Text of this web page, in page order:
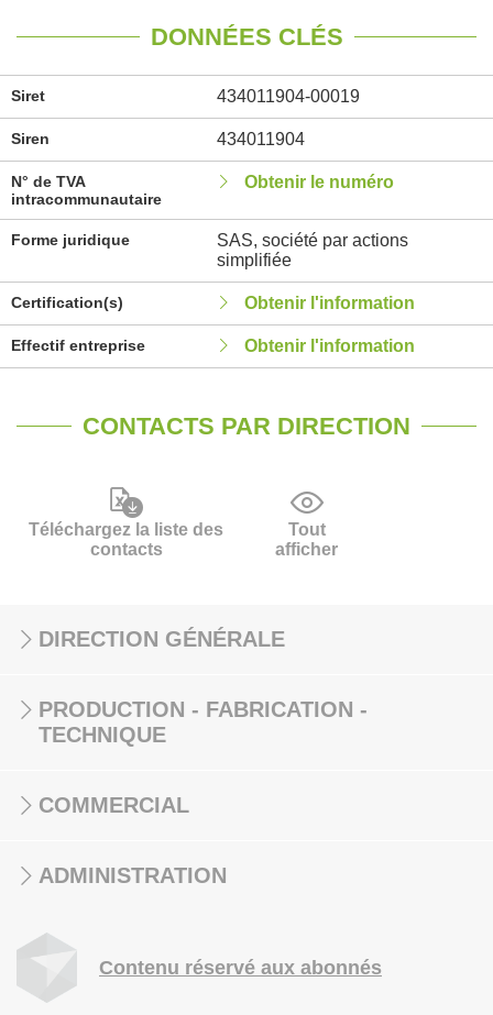
DONNÉES CLÉS
Siret 434011904-00019
Siren 434011904
N° de TVA
intracommunautaire
Obtenir le numéro
Forme juridique
SAS, société par actions
simplifiée
Certification(s) Obtenir l'information
Effectif entreprise Obtenir l'information
CONTACTS PAR DIRECTION
Téléchargez la liste des
contacts
Tout
afficher
DIRECTION GÉNÉRALE
PRODUCTION - FABRICATION -
TECHNIQUE
COMMERCIAL
ADMINISTRATION
Contenu réservé aux abonnés